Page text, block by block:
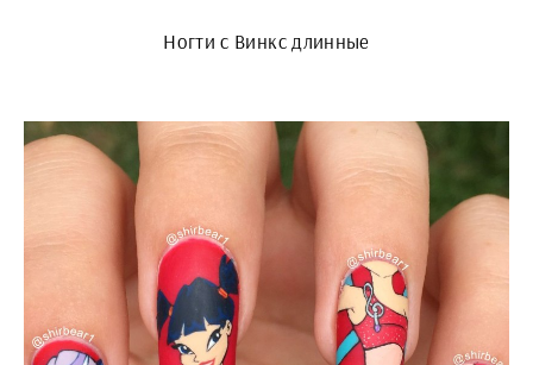
Ногти с Винкс длинные